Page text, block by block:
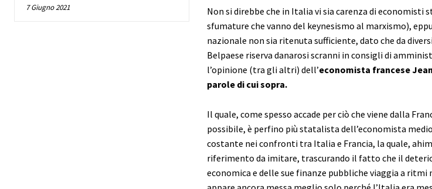
7 Giugno 2021
Non si direbbe che in Italia vi sia carenza di
sfumature che vanno del keynesismo al marxismo),
nazionale non sia ritenuta sufficiente, dato che da
Belpaese riserva danarosi scranni in consigli di
l’opinione (tra gli altri) dell’economista francese
parole di cui sopra.
Il quale, come spesso accade per ciò che viene dalla
possibile, è perfino più statalista dell’economista
costante nei confronti tra Italia e Francia, la quale,
riferimento da imitare, trascurando il fatto che il
economica e delle sue finanze pubbliche viaggia a